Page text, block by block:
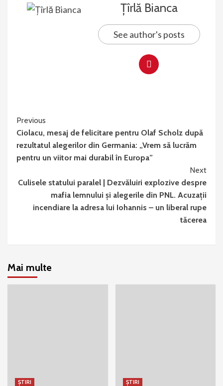
Țîrlă Bianca
See author's posts
Continue
Reading
Previous
Ciolacu, mesaj de felicitare pentru Olaf Scholz după
rezultatul alegerilor din Germania: „Vrem să lucrăm
pentru un viitor mai durabil în Europa”
Next
Culisele statului paralel | Dezvăluiri explozive despre
mafia lemnului și alegerile din PNL. Acuzații
incendiare la adresa lui Iohannis – un liberal rupe
tăcerea
Mai multe
ȘTIRI ȘTIRI